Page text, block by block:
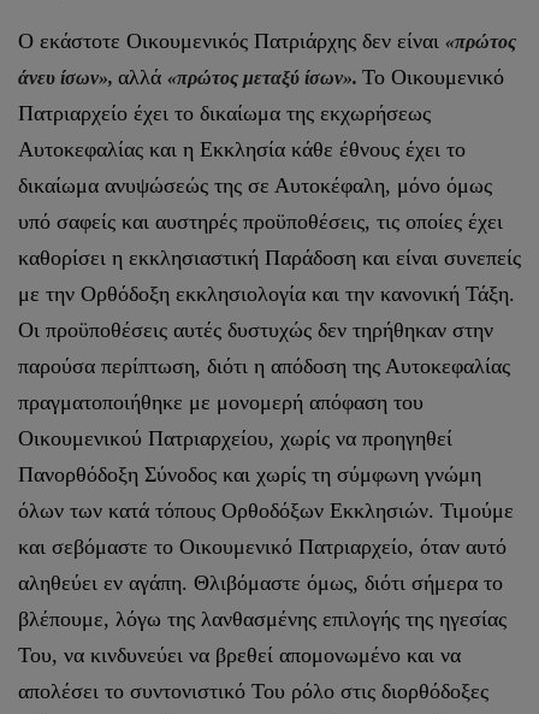
Ο εκάστοτε Οικουμενικός Πατριάρχης δεν είναι «πρώτος
άνευ ίσων», αλλά «πρώτος μεταξύ ίσων». Το Οικουμενικό
Πατριαρχείο έχει το δικαίωμα της εκχωρήσεως
Αυτοκεφαλίας και η Εκκλησία κάθε έθνους έχει το
δικαίωμα ανυψώσεώς της σε Αυτοκέφαλη, μόνο όμως
υπό σαφείς και αυστηρές προϋποθέσεις, τις οποίες έχει
καθορίσει η εκκλησιαστική Παράδοση και είναι συνεπείς
με την Ορθόδοξη εκκλησιολογία και την κανονική Τάξη.
Οι προϋποθέσεις αυτές δυστυχώς δεν τηρήθηκαν στην
παρούσα περίπτωση, διότι η απόδοση της Αυτοκεφαλίας
πραγματοποιήθηκε με μονομερή απόφαση του
Οικουμενικού Πατριαρχείου, χωρίς να προηγηθεί
Πανορθόδοξη Σύνοδος και χωρίς τη σύμφωνη γνώμη
όλων των κατά τόπους Ορθοδόξων Εκκλησιών. Τιμούμε
και σεβόμαστε το Οικουμενικό Πατριαρχείο, όταν αυτό
αληθεύει εν αγάπη. Θλιβόμαστε όμως, διότι σήμερα το
βλέπουμε, λόγω της λανθασμένης επιλογής της ηγεσίας
Του, να κινδυνεύει να βρεθεί απομονωμένο και να
απολέσει το συντονιστικό Του ρόλο στις διορθόδοξες